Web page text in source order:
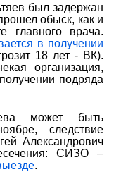
был задержан
обыск, как и
главного врача.
в получении
18 лет - ВК).
организация,
подряда
может быть
следствие
Александрович
СИЗО –
.